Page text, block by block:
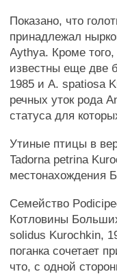
Показано, что
принадлежал
Aythya. Кроме
известны еще две
1985 и A. spatiosa
речных уток рода
статуса для
Утиные птицы в
Tadorna petrina
местонахождения
Семейство
Котловины
solidus Kurochkin,
поганка сочетает
что, с одной